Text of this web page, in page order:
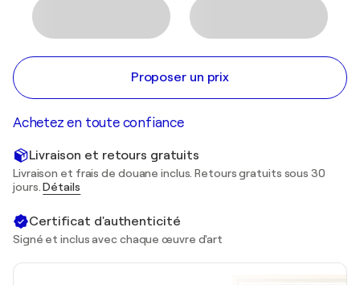
Proposer un prix
Achetez en toute confiance
Livraison et retours gratuits
Livraison et frais de douane inclus. Retours gratuits sous 30
jours.Détails
Certificat d'authenticité
Signé et inclus avec chaque œuvre d'art